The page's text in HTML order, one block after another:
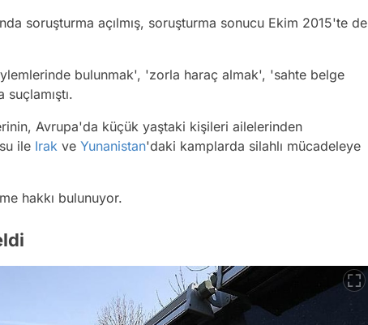
soruşturma açılmış, soruşturma sonucu Ekim 2015'te de
bulunmak', 'zorla haraç almak', 'sahte belge
Avrupa'da küçük yaştaki kişileri ailelerinden
ile Irak ve Yunanistan'daki kamplarda silahlı mücadeleye
hakkı bulunuyor.